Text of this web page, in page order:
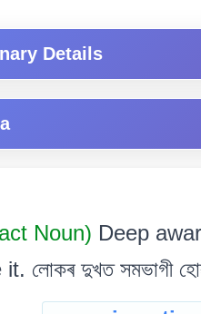
Details
Noun) Deep
লোকৰ দুখত সমভাগী